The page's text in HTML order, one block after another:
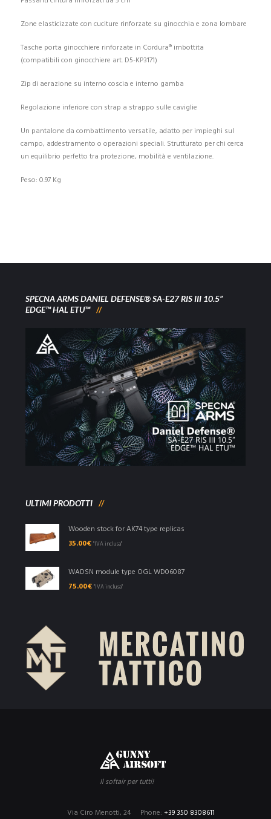
Zone elasticizzate con cuciture rinforzate su ginocchia e zona lombare
Tasche porta ginocchiere rinforzate in Cordura® imbottita
(compatibili con ginocchiere art. D5-KP3171)
Zip di aerazione su interno coscia e interno gamba
Regolazione inferiore con strap a strappo sulle caviglie
Un pantalone da combattimento versatile, adatto per impieghi sul
campo, addestramento o operazioni speciali. Strutturato per chi cerca
un equilibrio perfetto tra protezione, mobilità e ventilazione.
Peso: 0.97 Kg
SPECNA ARMS DANIEL DEFENSE® SA-E27 RIS III 10.5”
EDGE™ HAL ETU™
ULTIMI PRODOTTI
Wooden stock for AK74 type replicas
35.00€ "IVA inclusa"
WADSN module type OGL WD06087
75.00€ "IVA inclusa"
Il softair per tutti!
Phone: +39 350 8308611
Via Ciro Menotti, 24